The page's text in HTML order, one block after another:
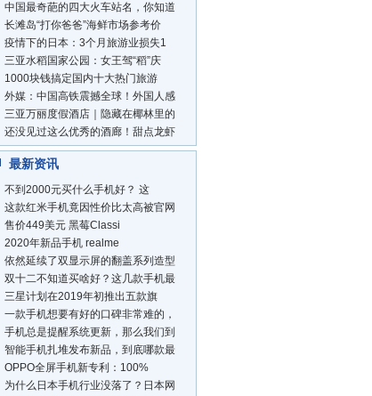
中国最奇葩的四大火车站名，你知道
长滩岛“打你爸爸”海鲜市场参考价
疫情下的日本：3个月旅游业损失1
三亚水稻国家公园：女王驾“稻”庆
1000块钱搞定国内十大热门旅游
外媒：中国高铁震撼全球！外国人感
三亚万丽度假酒店｜隐藏在椰林里的
还没见过这么优秀的酒廊！甜点龙虾
最新资讯
不到2000元买什么手机好？ 这
这款红米手机竟因性价比太高被官网
售价449美元 黑莓Classi
2020年新品手机 realme
依然延续了双显示屏的翻盖系列造型
双十二不知道买啥好？这几款手机最
三星计划在2019年初推出五款旗
一款手机想要有好的口碑非常难的，
手机总是提醒系统更新，那么我们到
智能手机扎堆发布新品，到底哪款最
OPPO全屏手机新专利：100%
为什么日本手机行业没落了？日本网